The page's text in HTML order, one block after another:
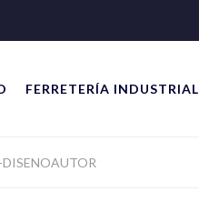
FERRETERÍA INDUSTRIAL